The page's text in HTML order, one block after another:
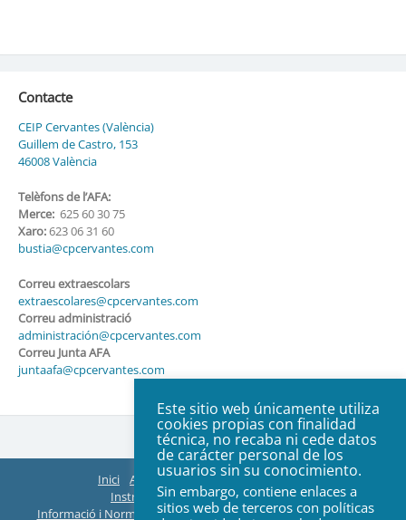
Contacte
CEIP Cervantes (València)
Guillem de Castro, 153
46008 València
Telèfons de l’AFA:
Merce:625 60 30 75
Xaro:623 06 31 60
bustia@cpcervantes.com
Correu extraescolars
extraescolares@cpcervantes.com
Correu administració
administración@cpcervantes.com
Correu Junta AFA
juntaafa@cpcervantes.com
Inici AFA Organització
ACTES Juntes
Instruccions EasyManager i Teams
Informació i Normes de Extraescolars
Web Col·legi Contacte
Este sitio web únicamente utiliza
cookies propias con finalidad
técnica, no recaba ni cede datos
de carácter personal de los
usuarios sin su conocimiento.
Sin embargo, contiene enlaces a
sitios web de terceros con políticas